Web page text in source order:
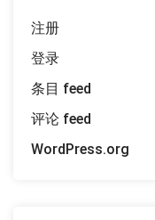
注册
登录
条目 feed
评论 feed
WordPress.org